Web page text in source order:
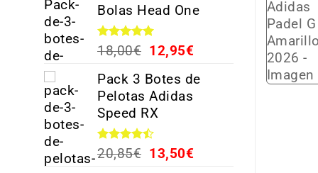
Bolas Head One
Valorado
con 5.00
18,00€ 12,95€
Pack 3 Botes de
Pelotas Adidas
Speed RX
Valorado
con 4.44
20,85€ 13,50€